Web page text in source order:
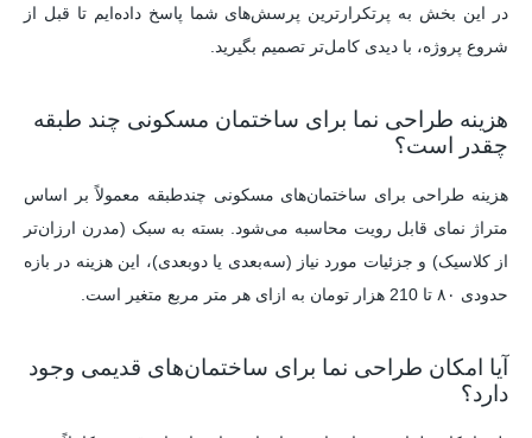
در این بخش به پرتکرارترین پرسش‌های شما پاسخ داده‌ایم تا قبل از
شروع پروژه، با دیدی کامل‌تر تصمیم بگیرید.
هزینه طراحی نما برای ساختمان مسکونی چند طبقه
چقدر است؟
هزینه طراحی برای ساختمان‌های مسکونی چندطبقه معمولاً بر اساس
متراژ نمای قابل رویت محاسبه می‌شود. بسته به سبک (مدرن ارزان‌تر
از کلاسیک) و جزئیات مورد نیاز (سه‌بعدی یا دوبعدی)، این هزینه در بازه
حدودی ۸۰ تا 210 هزار تومان به ازای هر متر مربع متغیر است.
آیا امکان طراحی نما برای ساختمان‌های قدیمی وجود
دارد؟